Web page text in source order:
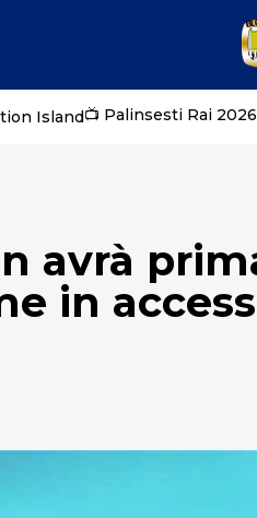
Island📺 Palinsesti Rai 2026
avrà
in access